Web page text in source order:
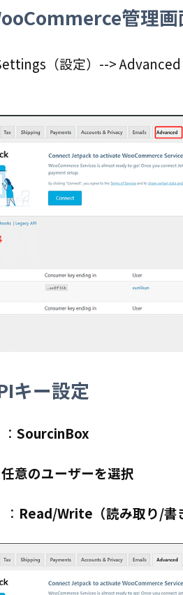
管理
（設定）-->
キー設定
SourcinBox
任意のユーザーを選択
Read/Write（読み取り/書